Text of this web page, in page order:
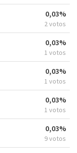
0,03%
2 votos
0,03%
1 votos
0,03%
1 votos
0,03%
1 votos
0,03%
9 votos